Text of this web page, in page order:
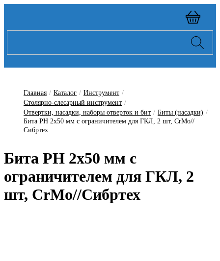
Главная / Каталог / Инструмент /
Столярно-слесарный инструмент /
Отвертки, насадки, наборы отверток и бит / Биты (насадки) /
Бита PH 2x50 мм с ограничителем для ГКЛ, 2 шт, CrMo//
Сибртех
Бита PH 2x50 мм с
ограничителем для ГКЛ, 2
шт, CrMo//Сибртех